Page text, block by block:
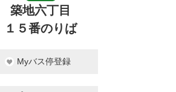
築地六丁目
１５番のりば
Myバス停登録